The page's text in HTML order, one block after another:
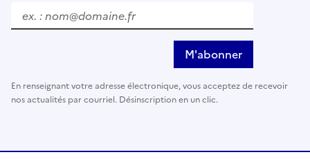
M'abonner
En renseignant votre adresse électronique, vous acceptez de recevoir
nos actualités par courriel. Désinscription en un clic.